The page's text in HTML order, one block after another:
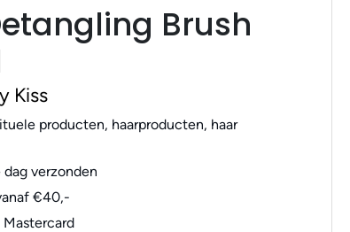
Brush
Kiss
producten, haarproducten, haar
verzonden
€40,-